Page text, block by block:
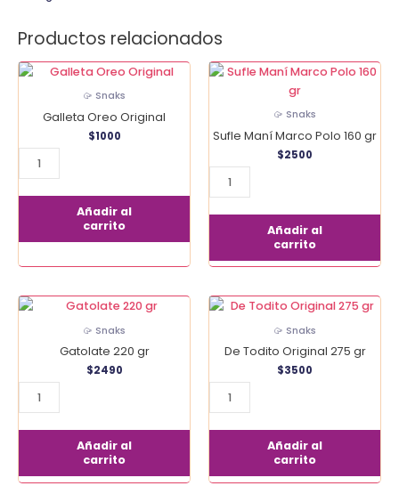
Productos relacionados
🥠 Snaks
Galleta Oreo Original
$1000
Galleta
Añadir al
carrito
🥠 Snaks
Sufle Maní Marco Polo 160 gr
$2500
Sufle
gr
cantidad
Añadir al
carrito
🥠 Snaks
Gatolate 220 gr
$2490
Gatolate
Añadir al
carrito
🥠 Snaks
De Todito Original 275 gr
$3500
De
gr
cantidad
Añadir al
carrito